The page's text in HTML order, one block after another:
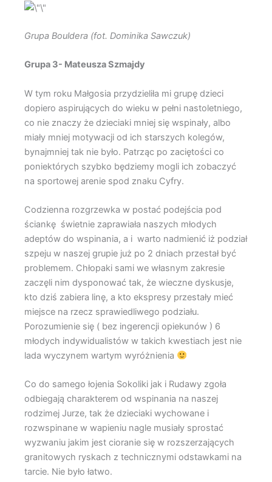
Grupa Bouldera (fot. Dominika Sawczuk)
Grupa 3- Mateusza Szmajdy
W tym roku Małgosia przydzieliła mi grupę dzieci
dopiero aspirujących do wieku w pełni nastoletniego,
co nie znaczy że dzieciaki mniej się wspinały, albo
miały mniej motywacji od ich starszych kolegów,
bynajmniej tak nie było. Patrząc po zaciętości co
poniektórych szybko będziemy mogli ich zobaczyć
na sportowej arenie spod znaku Cyfry.
Codzienna rozgrzewka w postać podejścia pod
ściankę świetnie zaprawiała naszych młodych
adeptów do wspinania, a i warto nadmienić iż podział
szpeju w naszej grupie już po 2 dniach przestał być
problemem. Chłopaki sami we własnym zakresie
zaczęli nim dysponować tak, że wieczne dyskusje,
kto dziś zabiera linę, a kto ekspresy przestały mieć
miejsce na rzecz sprawiedliwego podziału.
Porozumienie się ( bez ingerencji opiekunów ) 6
młodych indywidualistów w takich kwestiach jest nie
lada wyczynem wartym wyróżnienia
Co do samego łojenia Sokoliki jak i Rudawy zgoła
odbiegają charakterem od wspinania na naszej
rodzimej Jurze, tak że dzieciaki wychowane i
rozwspinane w wapieniu nagle musiały sprostać
wyzwaniu jakim jest cioranie się w rozszerzających
granitowych ryskach z technicznymi odstawkami na
tarcie. Nie było łatwo.